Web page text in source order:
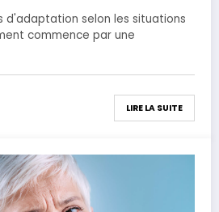
d'adaptation selon les situations
commence par une
LIRE LA SUITE